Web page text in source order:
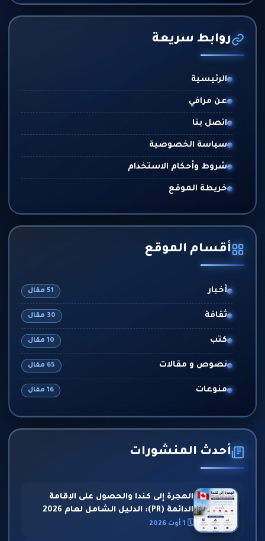
روابط سريعة
الرئيسية
عن مرافي
اتصل بنا
سياسة الخصوصية
شروط وأحكام الاستخدام
خريطة الموقع
أقسام الموقع
أخبار 51 مقال
ثقافة 30 مقال
كتب 10 مقال
نصوص و مقالات 65 مقال
منوعات 16 مقال
أحدث المنشورات
الهجرة إلى كندا والحصول على الإقامة
الدائمة (PR): الدليل الشامل لعام 2026
🗓 1 أوت 2026